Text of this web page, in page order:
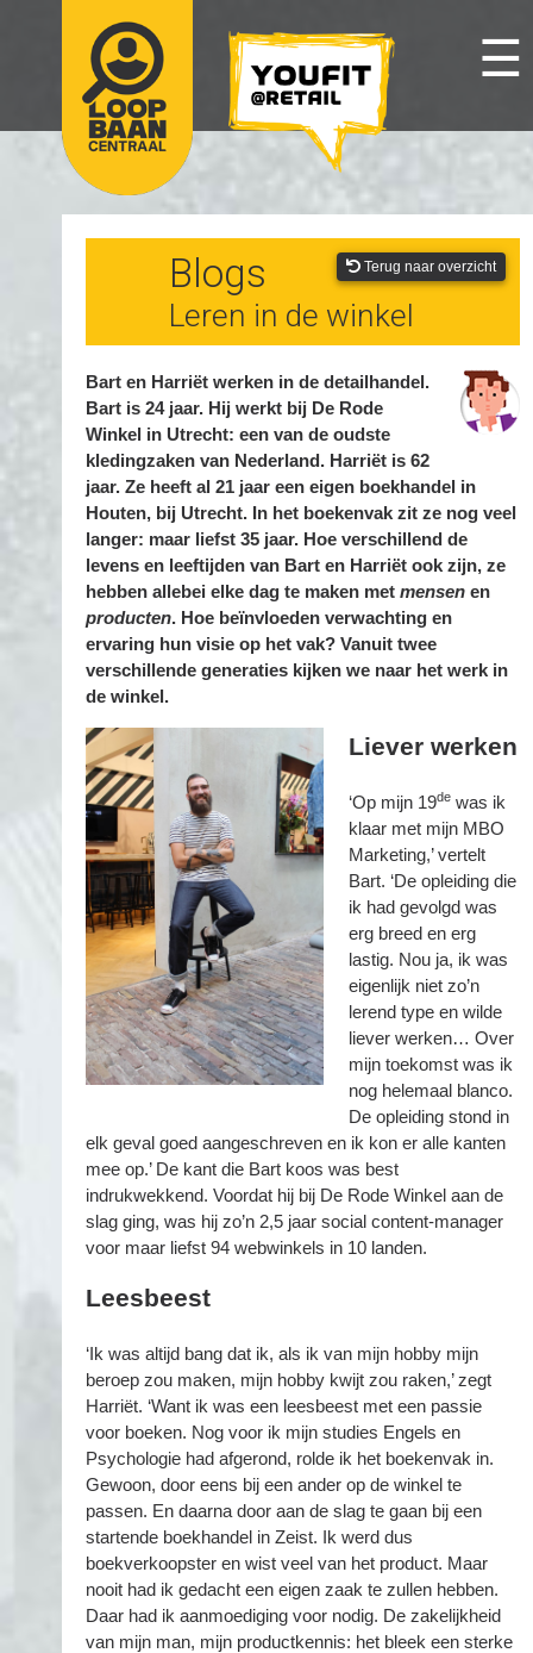
☰
Blogs
Leren in de winkel
Terug naar overzicht
Bart en Harriët werken in de detailhandel.
Bart is 24 jaar. Hij werkt bij De Rode
Winkel in Utrecht: een van de oudste
kledingzaken van Nederland. Harriët is 62
jaar. Ze heeft al 21 jaar een eigen boekhandel in
Houten, bij Utrecht. In het boekenvak zit ze nog veel
langer: maar liefst 35 jaar. Hoe verschillend de
levens en leeftijden van Bart en Harriët ook zijn, ze
hebben allebei elke dag te maken met mensen en
producten. Hoe beïnvloeden verwachting en
ervaring hun visie op het vak? Vanuit twee
verschillende generaties kijken we naar het werk in
de winkel.
Liever werken
‘Op mijn 19de was ik
klaar met mijn MBO
Marketing,’ vertelt
Bart. ‘De opleiding die
ik had gevolgd was
erg breed en erg
lastig. Nou ja, ik was
eigenlijk niet zo’n
lerend type en wilde
liever werken… Over
mijn toekomst was ik
nog helemaal blanco.
De opleiding stond in
elk geval goed aangeschreven en ik kon er alle kanten
mee op.’ De kant die Bart koos was best
indrukwekkend. Voordat hij bij De Rode Winkel aan de
slag ging, was hij zo’n 2,5 jaar social content-manager
voor maar liefst 94 webwinkels in 10 landen.
Leesbeest
‘Ik was altijd bang dat ik, als ik van mijn hobby mijn
beroep zou maken, mijn hobby kwijt zou raken,’ zegt
Harriët. ‘Want ik was een leesbeest met een passie
voor boeken. Nog voor ik mijn studies Engels en
Psychologie had afgerond, rolde ik het boekenvak in.
Gewoon, door eens bij een ander op de winkel te
passen. En daarna door aan de slag te gaan bij een
startende boekhandel in Zeist. Ik werd dus
boekverkoopster en wist veel van het product. Maar
nooit had ik gedacht een eigen zaak te zullen hebben.
Daar had ik aanmoediging voor nodig. De zakelijkheid
van mijn man, mijn productkennis: het bleek een sterke